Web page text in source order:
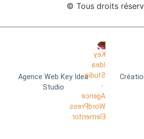
© Tous droits
Agence Web Key Idea
Studio